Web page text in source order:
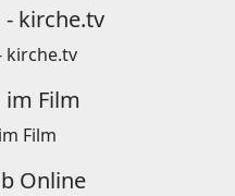
kirche.tv
Film